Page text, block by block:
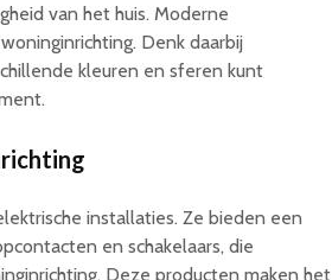
van het huis. Moderne
Denk daarbij
kleuren en sferen kunt
installaties. Ze bieden een
en schakelaars, die
Deze producten maken het